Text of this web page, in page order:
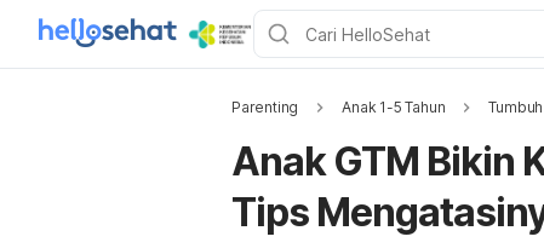
Parenting Anak 1-5 Tahun
Anak GTM Bikin
Tips